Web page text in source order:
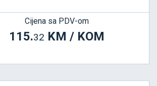
Cijena sa PDV-om
115.32 KM / KOM